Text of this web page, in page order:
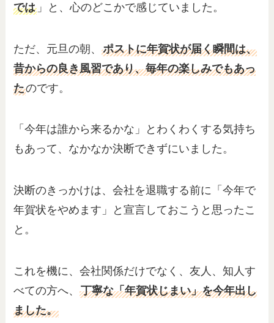
では 」と、心のどこかで感じていました。
ただ、元旦の朝、ポストに年賀状が届く瞬間は、
昔からの良き風習であり、毎年の楽しみでもあっ
たのです。
「今年は誰から来るかな」とわくわくする気持ち
もあって、なかなか決断できずにいました。
決断のきっかけは、会社を退職する前に「今年で
年賀状をやめます」と宣言しておこうと思ったこ
と。
これを機に、会社関係だけでなく、友人、知人す
べての方へ、丁寧な「年賀状じまい」を今年出し
ました。